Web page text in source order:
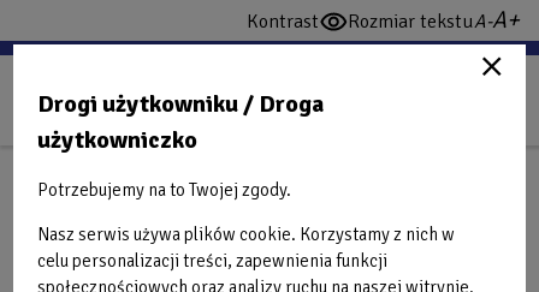
do
KontrastwłączRozmiar tekstu
GRAFIKI
Powrót do grafików
Drogi użytkowniku / Droga
użytkowniczko
Potrzebujemy na to Twojej zgody.
Nasz serwis używa plików cookie. Korzystamy z nich w
celu personalizacji treści, zapewnienia funkcji
społecznościowych oraz analizy ruchu na naszej witrynie.